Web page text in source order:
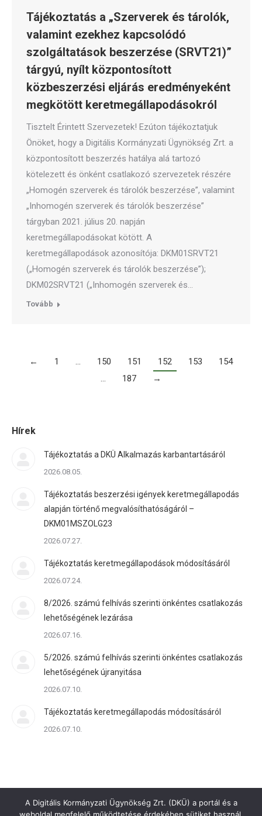
Tájékoztatás a „Szerverek és tárolók,
valamint ezekhez kapcsolódó
szolgáltatások beszerzése (SRVT21)”
tárgyú, nyílt központosított
közbeszerzési eljárás eredményeként
megkötött keretmegállapodásokról
Tisztelt Érintett Szervezetek! Ezúton tájékoztatjuk
Önöket, hogy a Digitális Kormányzati Ügynökség Zrt. a
központosított beszerzés hatálya alá tartozó
kötelezett és önként csatlakozó szervezetek részére
„Homogén szerverek és tárolók beszerzése”, valamint
„Inhomogén szerverek és tárolók beszerzése”
tárgyban 2021. július 20. napján
keretmegállapodásokat kötött. A
keretmegállapodások azonosítója: DKM01SRVT21
(„Homogén szerverek és tárolók beszerzése”);
DKM02SRVT21 („Inhomogén szerverek és…
Tovább
← 1 … 150 151 152 153
154
…
187 →
Hírek
Tájékoztatás a DKÜ Alkalmazás karbantartásáról
2026.08.05.
Tájékoztatás beszerzési igények keretmegállapodás
alapján történő megvalósíthatóságáról –
DKM01MSZOLG23
2026.07.27.
Tájékoztatás keretmegállapodások módosításáról
2026.07.24.
8/2026. számú felhívás szerinti önkéntes csatlakozás
lehetőségének lezárása
2026.07.16.
5/2026. számú felhívás szerinti önkéntes csatlakozás
lehetőségének újranyitása
2026.07.10.
Tájékoztatás keretmegállapodás módosításáról
2026.07.10.
A Digitális Kormányzati Ügynökség Zrt. (DKÜ) a portál és a